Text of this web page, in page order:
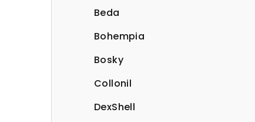
Beda
Bohempia
Bosky
Collonil
DexShell